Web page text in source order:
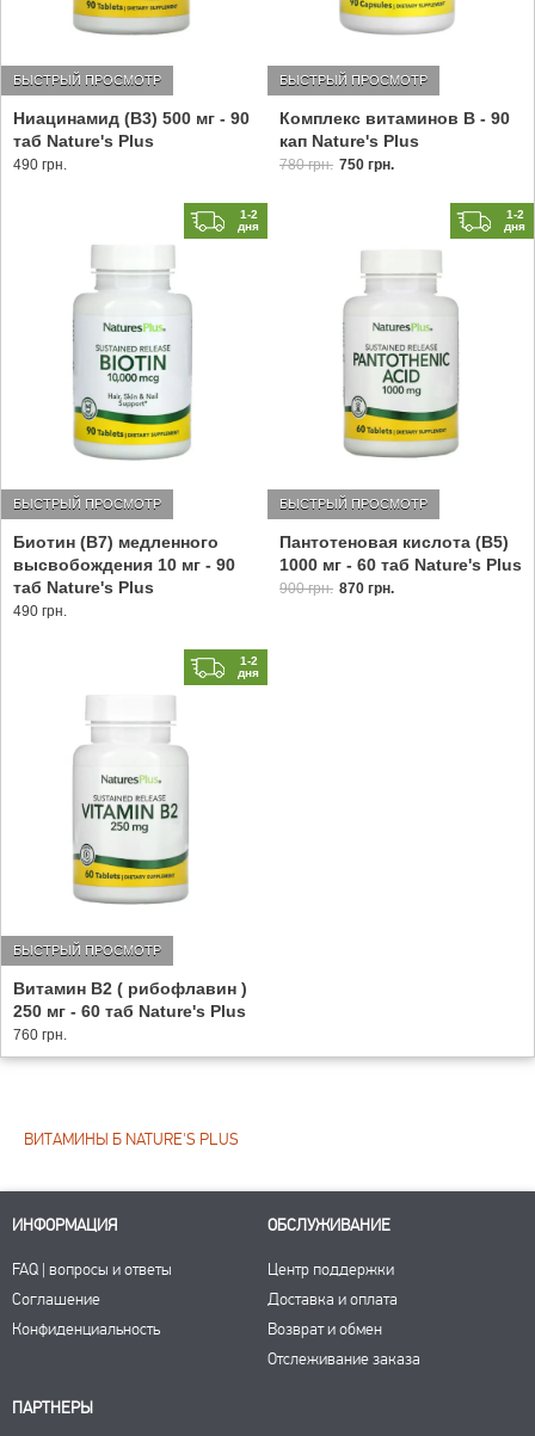
Ниацинамид (В3) 500 мг - 90
таб Nature's Plus
БЫСТРЫЙ ПРОСМОТР
490 грн.
Комплекс витаминов B - 90
кап Nature's Plus
БЫСТРЫЙ ПРОСМОТР
780 грн. 750 грн.
1-2
дня
Биотин (В7) медленного
высвобождения 10 мг - 90
таб Nature's Plus
БЫСТРЫЙ ПРОСМОТР
490 грн.
1-2
дня
Пантотеновая кислота (B5)
1000 мг - 60 таб Nature's Plus
БЫСТРЫЙ ПРОСМОТР
900 грн. 870 грн.
1-2
дня
Витамин В2 ( рибофлавин )
250 мг - 60 таб Nature's Plus
БЫСТРЫЙ ПРОСМОТР
760 грн.
ВИТАМИНЫ Б NATURE'S PLUS
ИНФОРМАЦИЯ
FAQ | вопросы и ответы
Соглашение
Конфиденциальность
ОБСЛУЖИВАНИЕ
Центр поддержки
Доставка и оплата
Возврат и обмен
Отслеживание заказа
ПАРТНЕРЫ